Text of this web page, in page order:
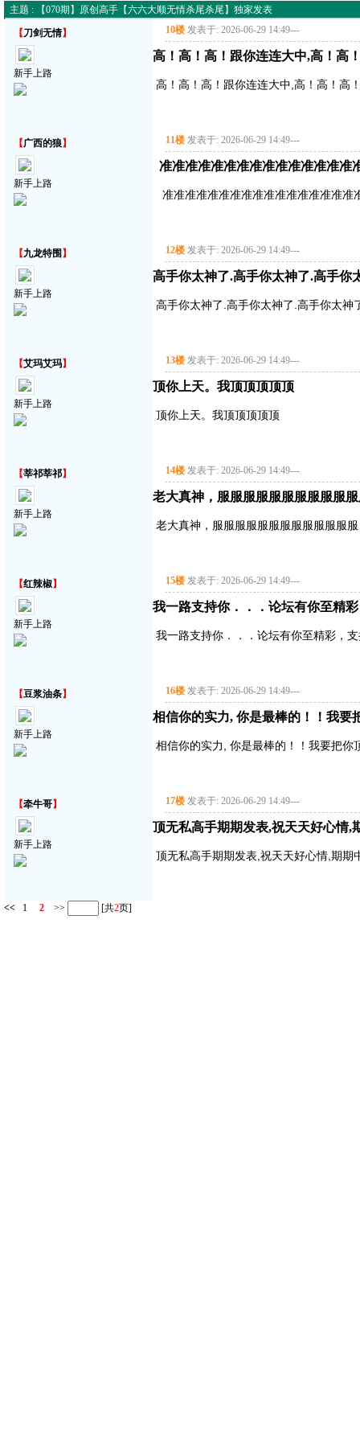
主题 : 【070期】原创高手【六六大顺无情杀尾杀尾】独家发表
【刀剑无情】
新手上路
10楼 发表于: 2026-06-29 14:49---
高！高！高！跟你连连大中,高！高
高！高！高！跟你连连大中,高！高！高
【广西的狼】
新手上路
11楼 发表于: 2026-06-29 14:49---
准准准准准准准准准准准准准准准
准准准准准准准准准准准准准准准准准
【九龙特围 】
新手上路
12楼 发表于: 2026-06-29 14:49---
高手你太神了.高手你太神了.高手你
高手你太神了.高手你太神了.高手你太神
【艾玛艾玛】
新手上路
13楼 发表于: 2026-06-29 14:49---
顶你上天。我顶顶顶顶顶
顶你上天。我顶顶顶顶顶
【莘祁莘祁】
新手上路
14楼 发表于: 2026-06-29 14:49---
老大真神，服服服服服服服服服服
老大真神，服服服服服服服服服服服服服
【红辣椒】
新手上路
15楼 发表于: 2026-06-29 14:49---
我一路支持你．．．论坛有你至精
我一路支持你．．．论坛有你至精彩，
【豆浆油条】
新手上路
16楼 发表于: 2026-06-29 14:49---
相信你的实力, 你是最棒的！！我要
相信你的实力, 你是最棒的！！我要把你
【牵牛哥】
新手上路
17楼 发表于: 2026-06-29 14:49---
顶无私高手期期发表,祝天天好心情,
顶无私高手期期发表,祝天天好心情,期期
<< 1 2 >> [共2页]